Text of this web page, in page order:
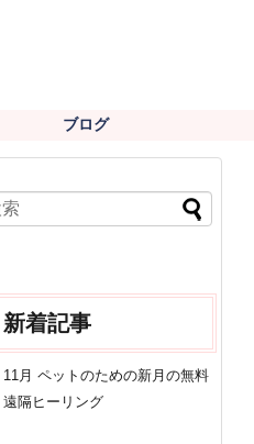
ブログ
新着記事
11月 ペットのための新月の無料
遠隔ヒーリング